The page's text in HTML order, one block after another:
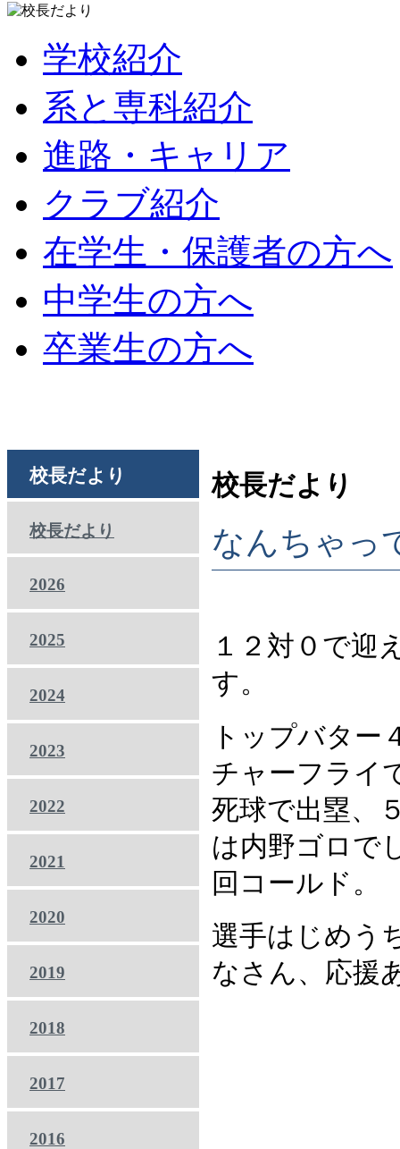
学校紹介
系と専科紹介
進路・キャリア
クラブ紹介
在学生・保護者の方へ
中学生の方へ
卒業生の方へ
校長だより
校長だより
2026
2025
2024
2023
2022
2021
2020
2019
2018
2017
2016
校長だより
なんちゃ
１２対０で迎
す。
トップバター
チャーフライ
死球で出塁、
は内野ゴロで
回コールド。
選手はじめう
なさん、応援